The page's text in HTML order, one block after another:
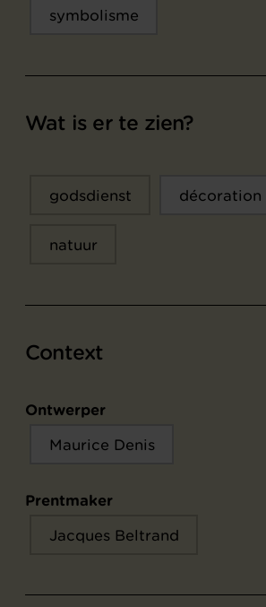
symbolisme
Wat is er te zien?
godsdienst décoration
natuur
Context
Ontwerper
Maurice Denis
Prentmaker
Jacques Beltrand